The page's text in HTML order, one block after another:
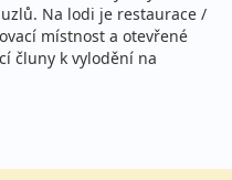
Na lodi je restaurace /
místnost a otevřené
čluny k vylodění na